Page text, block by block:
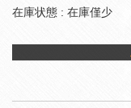
在庫状態 : 在庫僅少